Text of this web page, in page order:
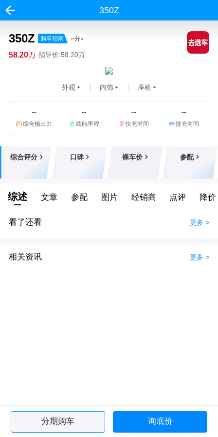
350Z
350Z 购车指南 --分
58.20万 指导价:58.20万
外观 内饰 座椅
--
综合输出力
--
续航里程
--
快充时间
--
慢充时间
综合评分
--
口碑
--
裸车价
--
参配
--
综述 文章 参配 图片 经销商 点评 降价
看了还看 更多 >
相关资讯 更多 >
分期购车 询底价